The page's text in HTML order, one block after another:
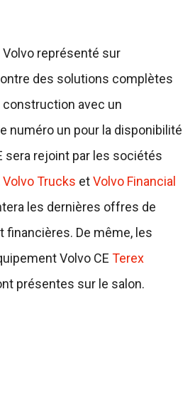
représenté sur
des solutions complètes
construction avec un
numéro un pour la disponibilité
sera rejoint par les sociétés
Volvo Trucks etVolvo Financial
les dernières offres de
financières. De même, les
Volvo CE Terex
présentes sur le salon.